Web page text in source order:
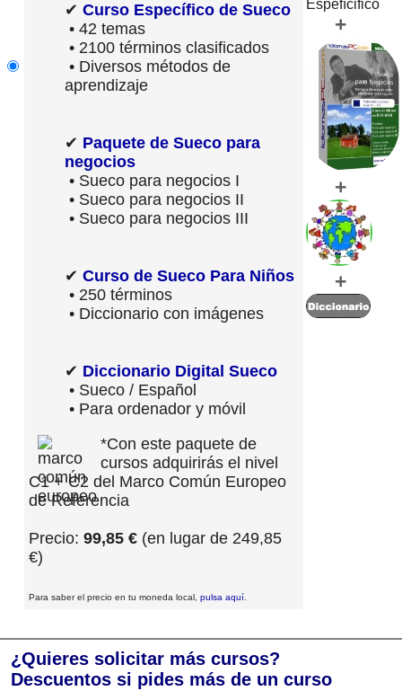
✔ Curso Específico de Sueco
• 42 temas
• 2100 términos clasificados
• Diversos métodos de
aprendizaje
✔ Paquete de Sueco para
negocios
• Sueco para negocios I
• Sueco para negocios II
• Sueco para negocios III
✔ Curso de Sueco Para Niños
• 250 términos
• Diccionario con imágenes
✔ Diccionario Digital Sueco
• Sueco / Español
• Para ordenador y móvil
*Con este paquete de
cursos adquirirás el nivel
C1 + C2 del Marco Común Europeo
de Referencia
Precio: 99,85 € (en lugar de 249,85
€)
Para saber el precio en tu moneda local, pulsa aquí.
+
+
+
¿Quieres solicitar más cursos?
Descuentos si pides más de un curso